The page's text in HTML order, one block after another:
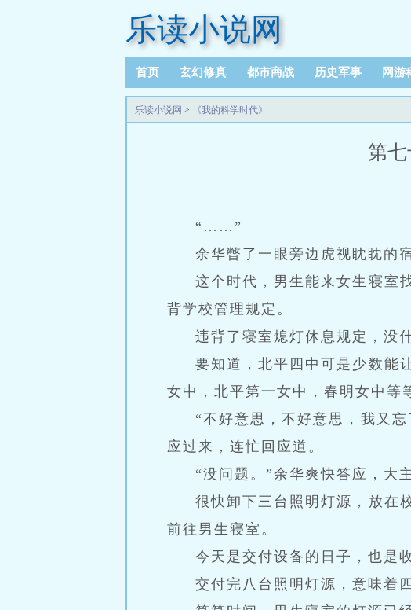
乐读小说网
首页 玄幻修真 都市商战 历史军事 网游
乐读小说网 > 《我的科学时代》
第
“……”
余华瞥了一眼旁边虎视眈眈的
这个时代，男生能来女生寝室
背学校管理规定。
违背了寝室熄灯休息规定，没
要知道，北平四中可是少数能
女中，北平第一女中，春明女中等
“不好意思，不好意思，我又
应过来，连忙回应道。
“没问题。”余华爽快答应，大
很快卸下三台照明灯源，放在
前往男生寝室。
今天是交付设备的日子，也是
交付完八台照明灯源，意味着